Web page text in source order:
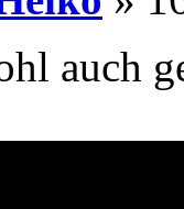
auch